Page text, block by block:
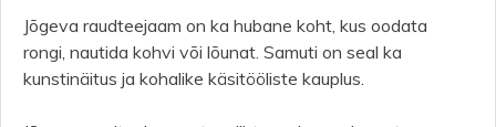
Jõgeva raudteejaam on ka hubane koht, kus oodata
rongi, nautida kohvi või lõunat. Samuti on seal ka
kunstinäitus ja kohalike käsitööliste kauplus.